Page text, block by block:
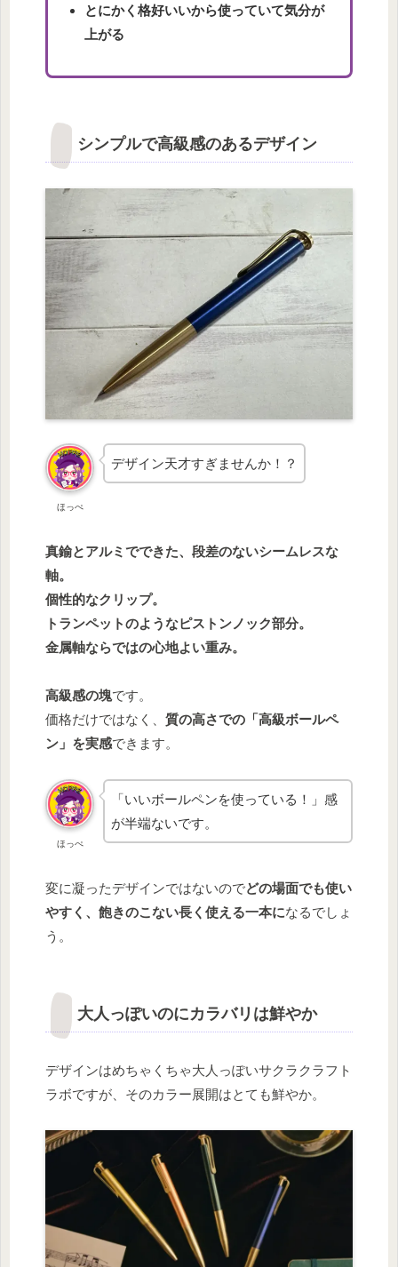
とにかく格好いいから使っていて気分が
上がる
シンプルで高級感のあるデザイン
ほっぺ
デザイン天才すぎませんか！？
真鍮とアルミでできた、段差のないシームレスな
軸。
個性的なクリップ。
トランペットのようなピストンノック部分。
金属軸ならではの心地よい重み。
高級感の塊です。
価格だけではなく、 質の高さでの「高級ボールペ
ン」を実感できます。
ほっぺ
「いいボールペンを使っている！」感
が半端ないです。
変に凝ったデザインではないのでどの場面でも使い
やすく、飽きのこない長く使える一本になるでしょ
う。
大人っぽいのにカラバリは鮮やか
デザインはめちゃくちゃ大人っぽいサクラクラフト
ラボですが、そのカラー展開はとても鮮やか。